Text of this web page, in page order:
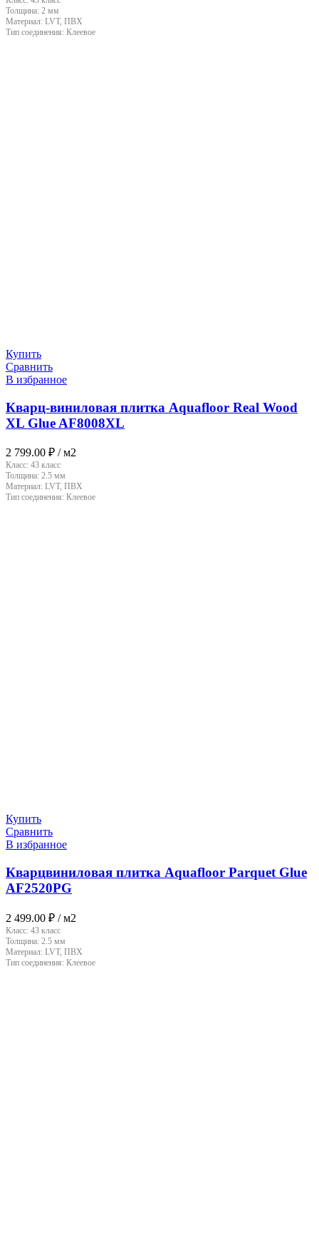
Толщина: 2 мм
Материал: LVT, ПВХ
Тип соединения: Клеевое
Купить
Сравнить
В избранное
Кварц-виниловая плитка Aquafloor Real Wood
XL Glue AF8008XL
2 799.00 ₽ / м2
Класс: 43 класс
Толщина: 2.5 мм
Материал: LVT, ПВХ
Тип соединения: Клеевое
Купить
Сравнить
В избранное
Кварцвиниловая плитка Aquafloor Parquet Glue
AF2520PG
2 499.00 ₽ / м2
Класс: 43 класс
Толщина: 2.5 мм
Материал: LVT, ПВХ
Тип соединения: Клеевое